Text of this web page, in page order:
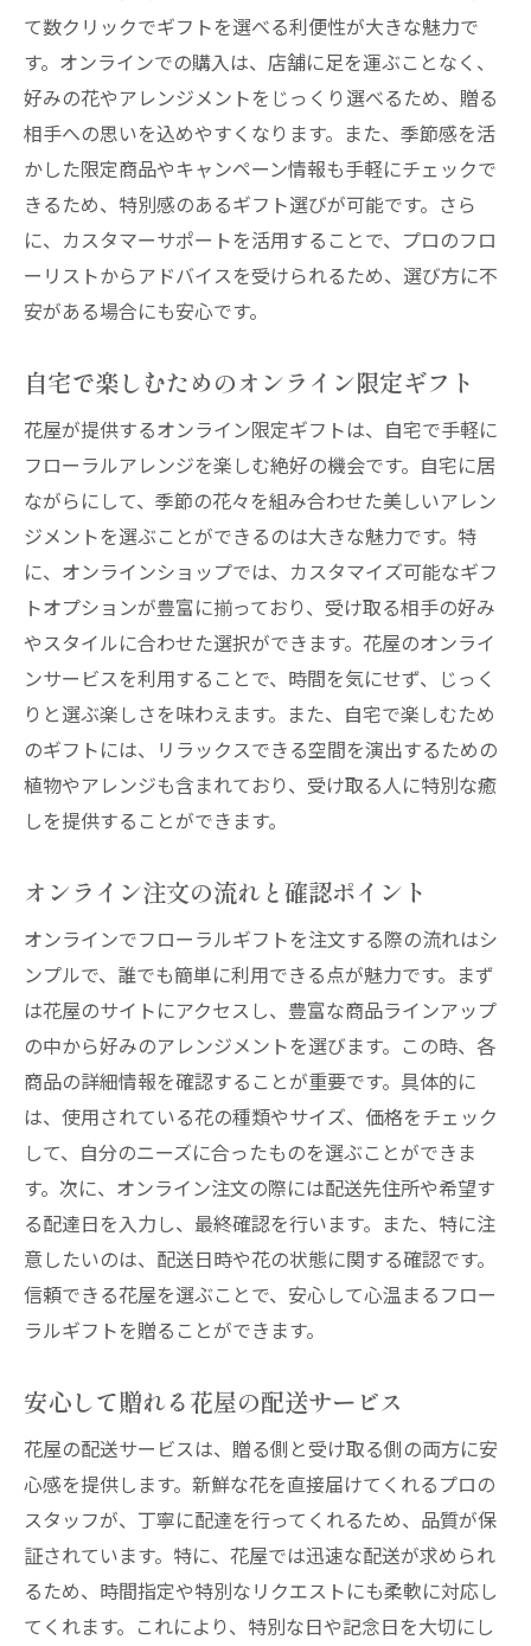
て数クリックでギフトを選べる利便性が大きな魅力で
す。オンラインでの購入は、店舗に足を運ぶことなく、
好みの花やアレンジメントをじっくり選べるため、贈る
相手への思いを込めやすくなります。また、季節感を活
かした限定商品やキャンペーン情報も手軽にチェックで
きるため、特別感のあるギフト選びが可能です。さら
に、カスタマーサポートを活用することで、プロのフロ
ーリストからアドバイスを受けられるため、選び方に不
安がある場合にも安心です。
自宅で楽しむためのオンライン限定ギフト
花屋が提供するオンライン限定ギフトは、自宅で手軽に
フローラルアレンジを楽しむ絶好の機会です。自宅に居
ながらにして、季節の花々を組み合わせた美しいアレン
ジメントを選ぶことができるのは大きな魅力です。特
に、オンラインショップでは、カスタマイズ可能なギフ
トオプションが豊富に揃っており、受け取る相手の好み
やスタイルに合わせた選択ができます。花屋のオンライ
ンサービスを利用することで、時間を気にせず、じっく
りと選ぶ楽しさを味わえます。また、自宅で楽しむため
のギフトには、リラックスできる空間を演出するための
植物やアレンジも含まれており、受け取る人に特別な癒
しを提供することができます。
オンライン注文の流れと確認ポイント
オンラインでフローラルギフトを注文する際の流れはシ
ンプルで、誰でも簡単に利用できる点が魅力です。まず
は花屋のサイトにアクセスし、豊富な商品ラインアップ
の中から好みのアレンジメントを選びます。この時、各
商品の詳細情報を確認することが重要です。具体的に
は、使用されている花の種類やサイズ、価格をチェック
して、自分のニーズに合ったものを選ぶことができま
す。次に、オンライン注文の際には配送先住所や希望す
る配達日を入力し、最終確認を行います。また、特に注
意したいのは、配送日時や花の状態に関する確認です。
信頼できる花屋を選ぶことで、安心して心温まるフロー
ラルギフトを贈ることができます。
安心して贈れる花屋の配送サービス
花屋の配送サービスは、贈る側と受け取る側の両方に安
心感を提供します。新鮮な花を直接届けてくれるプロの
スタッフが、丁寧に配達を行ってくれるため、品質が保
証されています。特に、花屋では迅速な配送が求められ
るため、時間指定や特別なリクエストにも柔軟に対応し
てくれます。これにより、特別な日や記念日を大切にし